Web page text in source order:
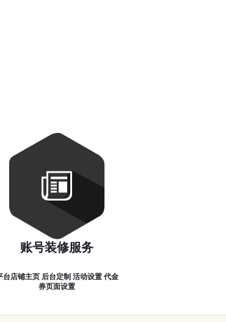
账号装修服务
台店铺主页 后台定制 活动设置 代金
券页面设置